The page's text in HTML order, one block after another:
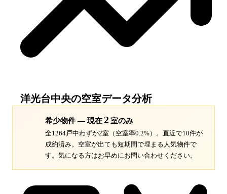
洋光台中央の空室データ分析
希少物件 — 現在2室のみ
全1264戸中わずか2室（空室率0.2%）。 直近で10件が
成約済み。空室が出ても短期間で埋まる人気物件で
す。 気になる方はお早めにお問い合わせください。